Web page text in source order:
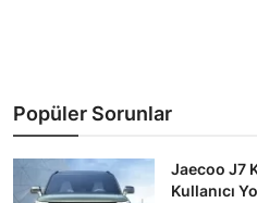
Popüler Sorunlar
Jaecoo J7
Kullanıcı